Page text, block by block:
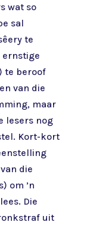
wat so
sal
te
ernstige
te beroof
van die
maar
lesers nog
Kort-kort
die
om ’n
Die
uit